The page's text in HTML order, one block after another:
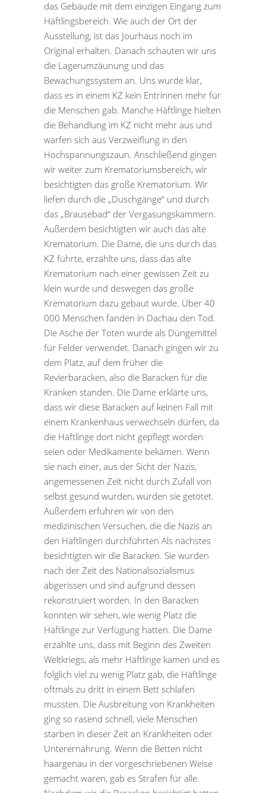
das Gebäude mit dem einzigen Eingang zum
Häftlingsbereich. Wie auch der Ort der
Ausstellung, ist das Jourhaus noch im
Original erhalten. Danach schauten wir uns
die Lagerumzäunung und das
Bewachungssystem an. Uns wurde klar,
dass es in einem KZ kein Entrinnen mehr für
die Menschen gab. Manche Häftlinge hielten
die Behandlung im KZ nicht mehr aus und
warfen sich aus Verzweiflung in den
Hochspannungszaun. Anschließend gingen
wir weiter zum Krematoriumsbereich, wir
besichtigten das große Krematorium. Wir
liefen durch die „Duschgänge“ und durch
das „Brausebad“ der Vergasungskammern.
Außerdem besichtigten wir auch das alte
Krematorium. Die Dame, die uns durch das
KZ führte, erzählte uns, dass das alte
Krematorium nach einer gewissen Zeit zu
klein wurde und deswegen das große
Krematorium dazu gebaut wurde. Über 40
000 Menschen fanden in Dachau den Tod.
Die Asche der Toten wurde als Düngemittel
für Felder verwendet. Danach gingen wir zu
dem Platz, auf dem früher die
Revierbaracken, also die Baracken für die
Kranken standen. Die Dame erklärte uns,
dass wir diese Baracken auf keinen Fall mit
einem Krankenhaus verwechseln dürfen, da
die Häftlinge dort nicht gepflegt worden
seien oder Medikamente bekämen. Wenn
sie nach einer, aus der Sicht der Nazis,
angemessenen Zeit nicht durch Zufall von
selbst gesund wurden, wurden sie getötet.
Außerdem erfuhren wir von den
medizinischen Versuchen, die die Nazis an
den Häftlingen durchführten Als nächstes
besichtigten wir die Baracken. Sie wurden
nach der Zeit des Nationalsozialismus
abgerissen und sind aufgrund dessen
rekonstruiert worden. In den Baracken
konnten wir sehen, wie wenig Platz die
Häftlinge zur Verfügung hatten. Die Dame
erzählte uns, dass mit Beginn des Zweiten
Weltkriegs, als mehr Häftlinge kamen und es
folglich viel zu wenig Platz gab, die Häftlinge
oftmals zu dritt in einem Bett schlafen
mussten. Die Ausbreitung von Krankheiten
ging so rasend schnell, viele Menschen
starben in dieser Zeit an Krankheiten oder
Unterernährung. Wenn die Betten nicht
haargenau in der vorgeschriebenen Weise
gemacht waren, gab es Strafen für alle.